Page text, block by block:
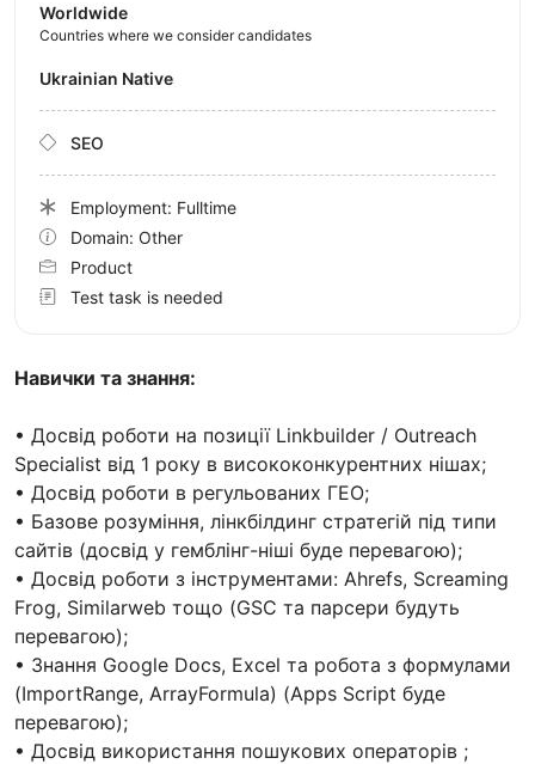
Навички та знання:
• Досвід роботи на позиції Linkbuilder / Outreach
Specialist від 1 року в висококонкурентних нішах;
• Досвід роботи в регульованих ГЕО;
• Базове розуміння, лінкбілдинг стратегій під типи
сайтів (досвід у гемблінг-ніші буде перевагою);
• Досвід роботи з інструментами: Ahrefs, Screaming
Frog, Similarweb тощо (GSC та парсери будуть
перевагою);
• Знання Google Docs, Excel та робота з формулами
(ImportRange, ArrayFormula) (Apps Script буде
перевагою);
• Досвід використання пошукових операторів ;
Worldwide
Countries where we consider candidates
Ukrainian Native
SEO
Employment: Fulltime
Domain: Other
Product
Test task is needed